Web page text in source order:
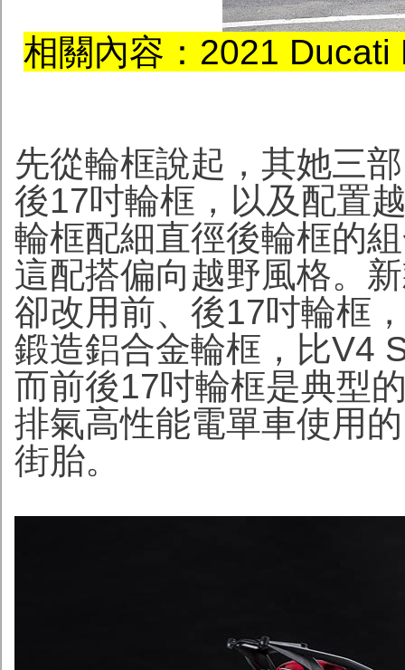
相關內容：2021
先從輪框說起，其她三
後17吋輪框，以及配置
輪框配細直徑後輪框的
這配搭偏向越野風格。
卻改用前、後17吋輪框
鍛造鋁合金輪框，比V4
而前後17吋輪框是典型
排氣高性能電單車使用
街胎。